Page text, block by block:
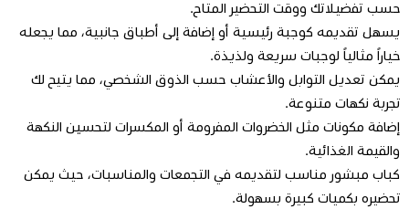
حسب تفضيلاتك ووقت التحضير المتاح.
يسهل تقديمه كوجبة رئيسية أو إضافة إلى أطباق جانبية، مما يجعله
خياراً مثالياً لوجبات سريعة ولذيذة.
يمكن تعديل التوابل والأعشاب حسب الذوق الشخصي، مما يتيح لك
تجربة نكهات متنوعة.
إضافة مكونات مثل الخضروات المفرومة أو المكسرات لتحسين النكهة
والقيمة الغذائية.
كباب مبشور مناسب لتقديمه في التجمعات والمناسبات، حيث يمكن
تحضيره بكميات كبيرة بسهولة.